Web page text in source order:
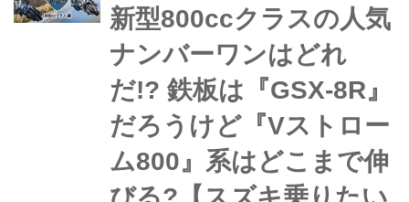
新型800ccクラスの人気
ナンバーワンはどれ
だ!?︎ 鉄板は『GSX-8R』
だろうけど『Vストロー
ム800』系はどこまで伸